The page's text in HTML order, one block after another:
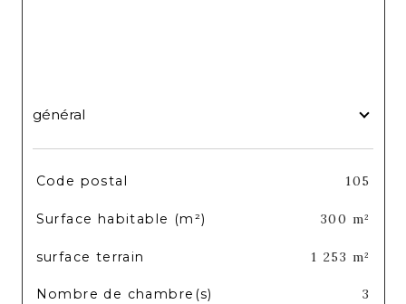
général
TRAD_SIROCCO_Caracteristique
Code postal 105
Surface habitable (m²) 300 m²
surface terrain 1 253 m²
Nombre de chambre(s) 3